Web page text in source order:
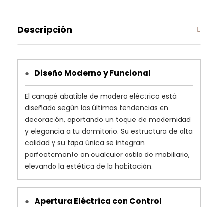
Descripción
● Diseño Moderno y Funcional
El canapé abatible de madera eléctrico está
diseñado según las últimas tendencias en
decoración, aportando un toque de modernidad
y elegancia a tu dormitorio. Su estructura de alta
calidad y su tapa única se integran
perfectamente en cualquier estilo de mobiliario,
elevando la estética de la habitación.
● Apertura Eléctrica con Control